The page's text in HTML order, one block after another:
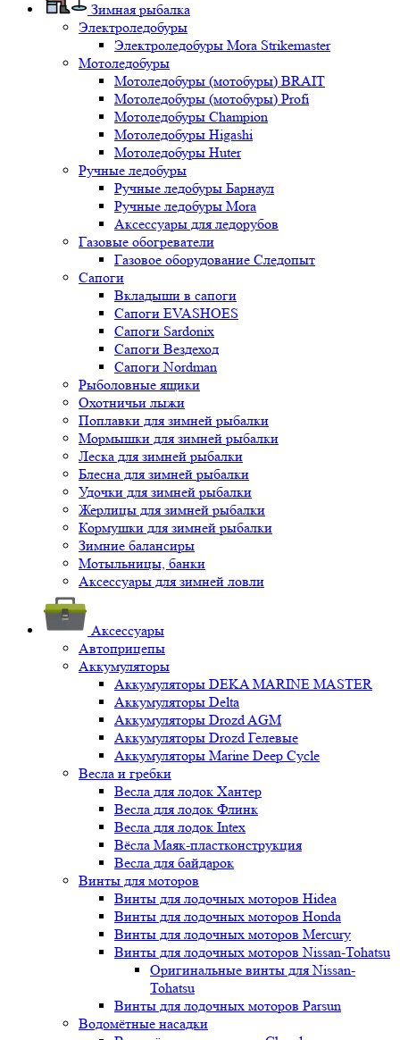
Зимная рыбалка
Электроледобуры
Электроледобуры Mora Strikemaster
Мотоледобуры
Мотоледобуры (мотобуры) BRAIT
Мотоледобуры (мотобуры) Profi
Мотоледобуры Champion
Мотоледобуры Higashi
Мотоледобуры Huter
Ручные ледобуры
Ручные ледобуры Барнаул
Ручные ледобуры Mora
Аксессуары для ледорубов
Газовые обогреватели
Газовое оборудование Следопыт
Сапоги
Вкладыши в сапоги
Сапоги EVASHOES
Сапоги Sardonix
Сапоги Вездеход
Сапоги Nordman
Рыболовные ящики
Охотничьи лыжи
Поплавки для зимней рыбалки
Мормышки для зимней рыбалки
Леска для зимней рыбалки
Блесна для зимней рыбалки
Удочки для зимней рыбалки
Жерлицы для зимней рыбалки
Кормушки для зимней рыбалки
Зимние балансиры
Мотыльницы, банки
Аксессуары для зимней ловли
Аксессуары
Автоприцепы
Аккумуляторы
Аккумуляторы DEKA MARINE MASTER
Аккумуляторы Delta
Аккумуляторы Drozd AGM
Аккумуляторы Drozd Гелевые
Аккумуляторы Marine Deep Cycle
Весла и гребки
Весла для лодок Хантер
Весла для лодок Флинк
Весла для лодок Intex
Вёсла Маяк-пластконструкция
Весла для байдарок
Винты для моторов
Винты для лодочных моторов Hidea
Винты для лодочных моторов Honda
Винты для лодочных моторов Mercury
Винты для лодочных моторов Nissan-Tohatsu
Оригинальные винты для Nissan-
Tohatsu
Винты для лодочных моторов Parsun
Водомётные насадки